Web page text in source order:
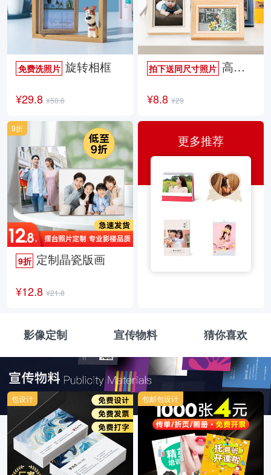
免费洗照片 旋转相框
¥29.8 ¥50.6
拍下送同尺寸照片高档欧式相框
¥8.8 ¥29
9折 定制晶瓷版画
¥12.8 ¥21.8
9折
更多推荐
影像定制 宣传物料 猜你喜欢
包设计 包邮包设计